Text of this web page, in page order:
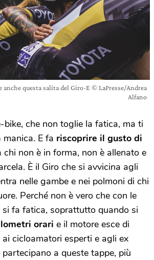
anche questa salita del Giro-E © LaPresse/Andrea
Alfano
bike, che non toglie la fatica, ma ti
E fa riscoprire il gusto di
chi non è in forma, non è allenato e
È il Giro che si avvicina agli
nelle gambe e nei polmoni di chi
Perché non è vero che con le
si fa fatica, soprattutto quando si
orari e il motore esce di
ai cicloamatori esperti e agli ex
a queste tappe, più